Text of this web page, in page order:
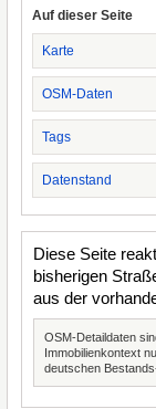
Auf dieser Seite
Karte
OSM-Daten
Tags
Datenstand
Diese Seite
bisherigen
aus der
OSM-Detaildaten
Immobilienkontext
deutschen